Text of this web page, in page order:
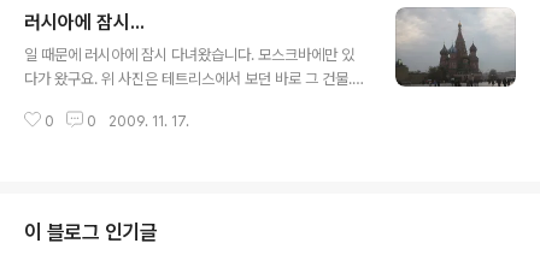
러시아에 잠시...
일 때문에 러시아에 잠시 다녀왔습니다. 모스크바에만 있
다가 왔구요. 위 사진은 테트리스에서 보던 바로 그 건물....
도 길거리에서 많이 나오던데 러시아 민속음악인 듯... 여긴
통령 생각이 나더군요. 이런 저런 기념품들을 사왔는데요,
대표적인 것들만... 보드카, 미술품 축소해놓은거, 쵸콜렛...
0 0 2009. 11. 17.
이 블로그 인기글